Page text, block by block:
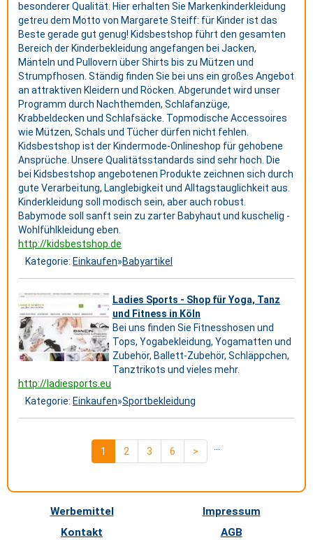
besonderer Qualität. Hier erhalten Sie Markenkinderkleidung
getreu dem Motto von Margarete Steiff: für Kinder ist das
Beste gerade gut genug! Kidsbestshop führt den gesamten
Bereich der Kinderbekleidung angefangen bei Jacken,
Mänteln und Pullovern über Shirts bis zu Mützen und
Strumpfhosen. Ständig finden Sie bei uns ein großes Angebot
an attraktiven Kleidern und Röcken. Abgerundet wird unser
Programm durch Nachthemden, Schlafanzüge,
Krabbeldecken und Schlafsäcke. Topmodische Accessoires
wie Mützen, Schals und Tücher dürfen nicht fehlen.
Kidsbestshop ist der Kindermode-Onlineshop für gehobene
Ansprüche. Unsere Qualitätsstandards sind sehr hoch. Die
bei Kidsbestshop angebotenen Produkte zeichnen sich durch
gute Verarbeitung, Langlebigkeit und Alltagstauglichkeit aus.
Kinderkleidung soll modisch sein, aber auch robust.
Babymode soll sanft sein zu zarter Babyhaut und kuschelig -
Wohlfühlkleidung eben.
http://kidsbestshop.de
Kategorie: Einkaufen»Babyartikel
Ladies Sports - Shop für Yoga, Tanz
und Fitness in Köln
Bei uns finden Sie Fitnesshosen und
Tops, Yogabekleidung, Yogamatten und
Zubehör, Ballett-Zubehör, Schläppchen,
Tanztrikots und vieles mehr.
http://ladiesports.eu
Kategorie: Einkaufen»Sportbekleidung
1 2 3 6 >
Werbemittel
Impressum
Kontakt
AGB